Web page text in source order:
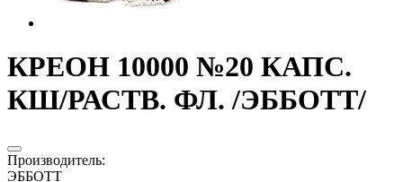
КРЕОН 10000 №20 КАПС.
КШ/РАСТВ. ФЛ. /ЭББОТТ/
Производитель:
ЭББОТТ